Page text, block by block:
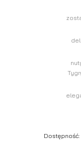
Dostępność: